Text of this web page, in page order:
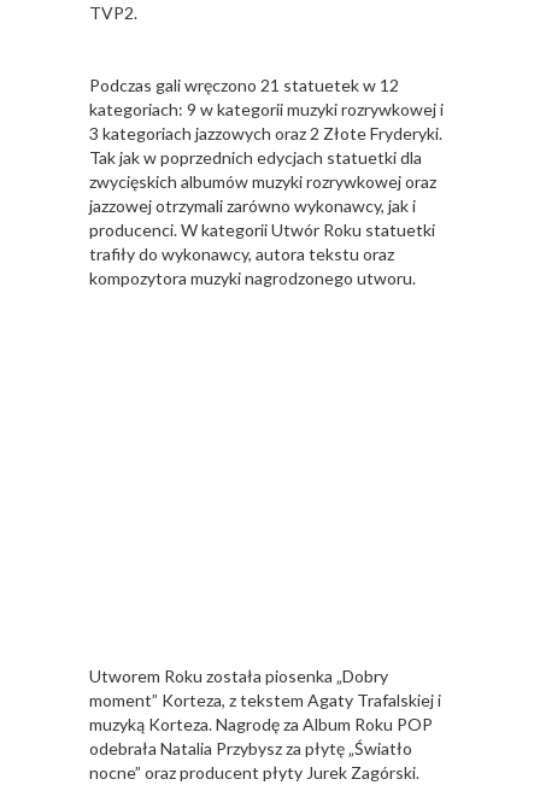
TVP2.
Podczas gali wręczono 21 statuetek w 12
kategoriach: 9 w kategorii muzyki rozrywkowej i
3 kategoriach jazzowych oraz 2 Złote Fryderyki.
Tak jak w poprzednich edycjach statuetki dla
zwycięskich albumów muzyki rozrywkowej oraz
jazzowej otrzymali zarówno wykonawcy, jak i
producenci. W kategorii Utwór Roku statuetki
trafiły do wykonawcy, autora tekstu oraz
kompozytora muzyki nagrodzonego utworu.
Utworem Roku została piosenka „Dobry
moment” Korteza, z tekstem Agaty Trafalskiej i
muzyką Korteza. Nagrodę za Album Roku POP
odebrała Natalia Przybysz za płytę „Światło
nocne” oraz producent płyty Jurek Zagórski.